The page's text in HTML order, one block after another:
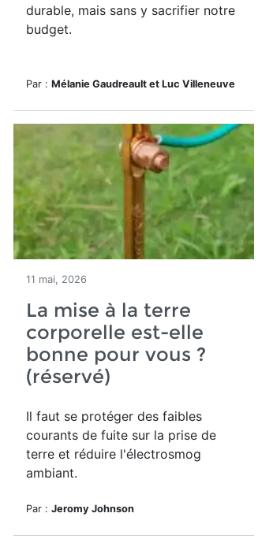
durable, mais sans y sacrifier notre
budget.
Par : Mélanie Gaudreault et Luc Villeneuve
11 mai, 2026
La mise à la terre
corporelle est-elle
bonne pour vous ?
(réservé)
Il faut se protéger des faibles
courants de fuite sur la prise de
terre et réduire l'électrosmog
ambiant.
Par : Jeromy Johnson